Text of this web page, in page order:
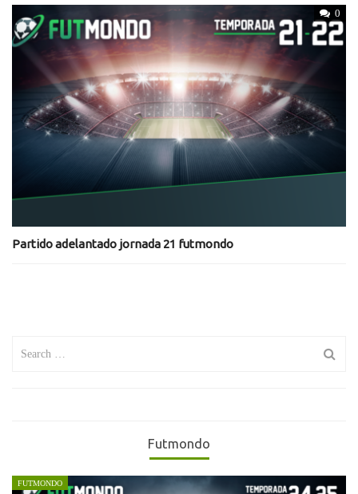
0
Partido adelantado jornada 21 futmondo
Futmondo
FUTMONDO